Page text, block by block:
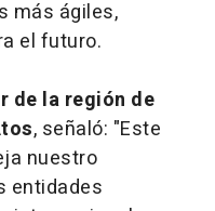
más ágiles,
el futuro.
de la región de
, señaló: "Este
nuestro
entidades